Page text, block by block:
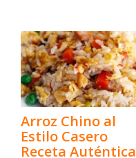
Arroz Chino al
Estilo Casero
Receta Auténtica